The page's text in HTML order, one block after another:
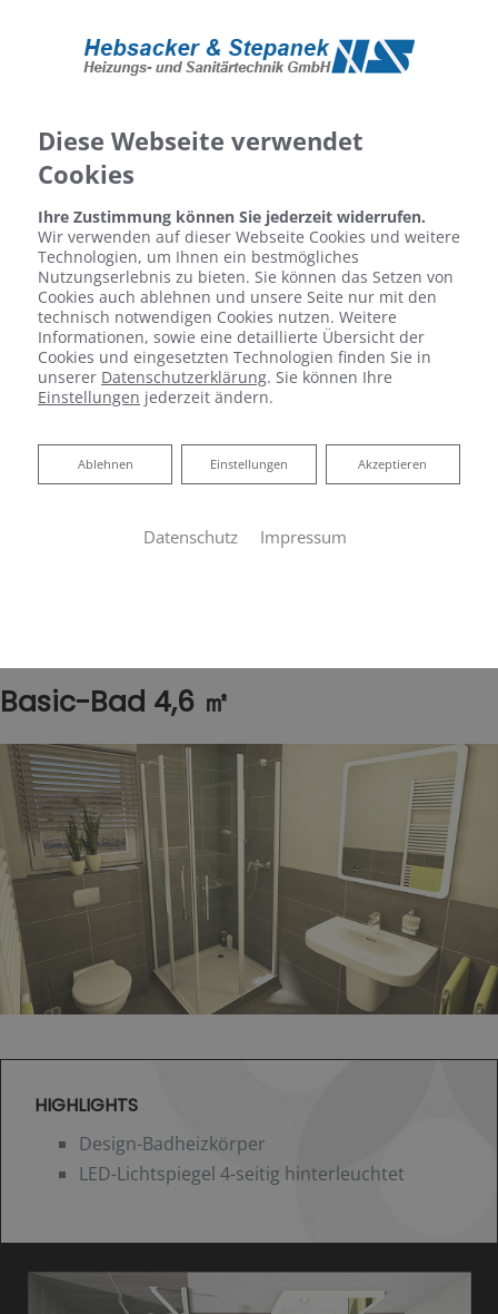
Basic-Bad 4,6 ㎡
HIGHLIGHTS
Design-Badheizkörper
LED-Lichtspiegel 4-seitig hinterleuchtet
Diese Webseite verwendet
Cookies
Ihre Zustimmung können Sie jederzeit widerrufen.
Wir verwenden auf dieser Webseite Cookies und weitere
Technologien, um Ihnen ein bestmögliches
Nutzungserlebnis zu bieten. Sie können das Setzen von
Cookies auch ablehnen und unsere Seite nur mit den
technisch notwendigen Cookies nutzen. Weitere
Informationen, sowie eine detaillierte Übersicht der
Cookies und eingesetzten Technologien finden Sie in
unserer Datenschutzerklärung. Sie können Ihre
Einstellungen jederzeit ändern.
Akzeptieren
Einstellungen
Ablehnen
Ablehnen
Datenschutz Impressum